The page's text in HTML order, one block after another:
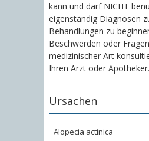
kann und darf NICHT
eigenständig Diagnosen
Behandlungen zu
Beschwerden oder
medizinischer Art
Ihren Arzt oder Apotheker.
Ursachen
Alopecia actinica